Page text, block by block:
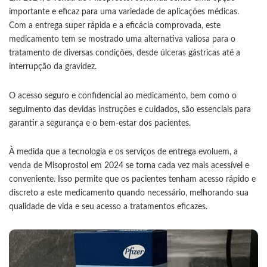
importante e eficaz para uma variedade de aplicações médicas.
Com a entrega super rápida e a eficácia comprovada, este
medicamento tem se mostrado uma alternativa valiosa para o
tratamento de diversas condições, desde úlceras gástricas até a
interrupção da gravidez.
O acesso seguro e confidencial ao medicamento, bem como o
seguimento das devidas instruções e cuidados, são essenciais para
garantir a segurança e o bem-estar dos pacientes.
À medida que a tecnologia e os serviços de entrega evoluem, a
venda de Misoprostol em 2024 se torna cada vez mais acessível e
conveniente. Isso permite que os pacientes tenham acesso rápido e
discreto a este medicamento quando necessário, melhorando sua
qualidade de vida e seu acesso a tratamentos eficazes.